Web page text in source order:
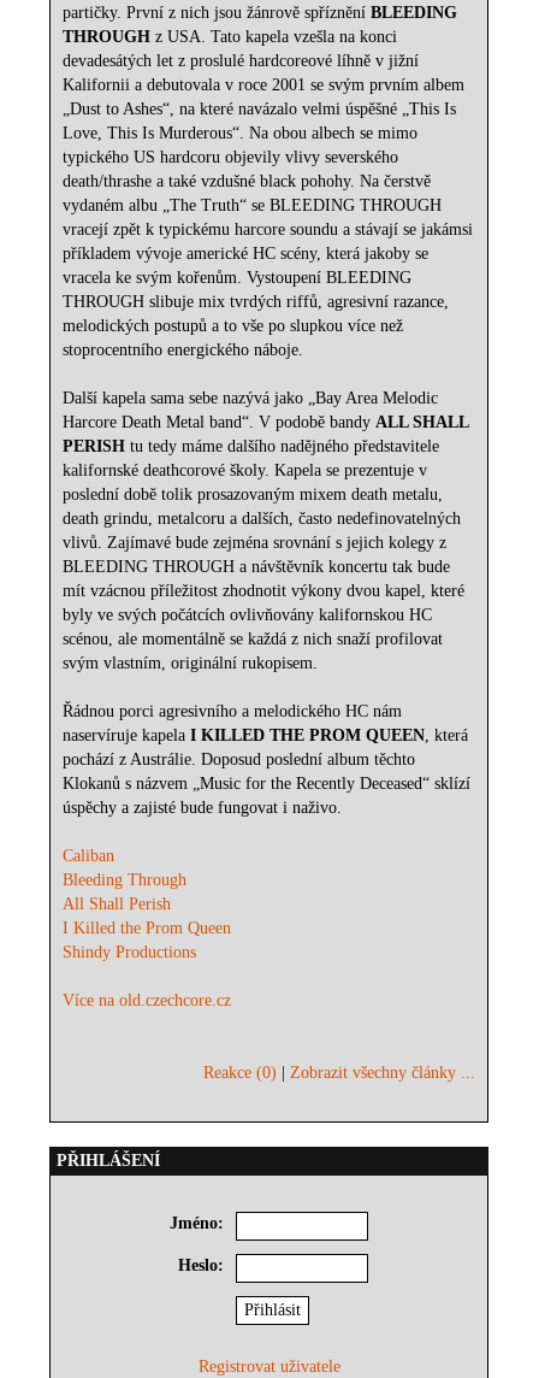
partičky. První z nich jsou žánrově spřízněníBLEEDING
THROUGH z USA. Tato kapela vzešla na konci
devadesátých let z proslulé hardcoreové líhně v jižní
Kalifornii a debutovala v roce 2001 se svým prvním albem
„Dust to Ashes“, na které navázalo velmi úspěšné „This Is
Love, This Is Murderous“. Na obou albech se mimo
typického US hardcoru objevily vlivy severského
death/thrashe a také vzdušné black pohohy. Na čerstvě
vydaném albu „The Truth“ se BLEEDING THROUGH
vracejí zpět k typickému harcore soundu a stávají se jakámsi
příkladem vývoje americké HC scény, která jakoby se
vracela ke svým kořenům. Vystoupení BLEEDING
THROUGH slibuje mix tvrdých riffů, agresivní razance,
melodických postupů a to vše po slupkou více než
stoprocentního energického náboje.
Další kapela sama sebe nazývá jako „Bay Area Melodic
Harcore Death Metal band“. V podobě bandyALL SHALL
PERISH tu tedy máme dalšího nadějného představitele
kalifornské deathcorové školy. Kapela se prezentuje v
poslední době tolik prosazovaným mixem death metalu,
death grindu, metalcoru a dalších, často nedefinovatelných
vlivů. Zajímavé bude zejména srovnání s jejich kolegy z
BLEEDING THROUGH a návštěvník koncertu tak bude
mít vzácnou příležitost zhodnotit výkony dvou kapel, které
byly ve svých počátcích ovlivňovány kalifornskou HC
scénou, ale momentálně se každá z nich snaží profilovat
svým vlastním, originální rukopisem.
Řádnou porci agresivního a melodického HC nám
naservíruje kapelaI KILLED THE PROM QUEEN, která
pochází z Austrálie. Doposud poslední album těchto
Klokanů s názvem „Music for the Recently Deceased“ sklízí
úspěchy a zajisté bude fungovat i naživo.
Caliban
Bleeding Through
All Shall Perish
I Killed the Prom Queen
Shindy Productions
Více na old.czechcore.cz
Reakce (0) |Zobrazit všechny články ...
PŘIHLÁŠENÍ
Jméno:
Heslo:
Registrovat uživatele